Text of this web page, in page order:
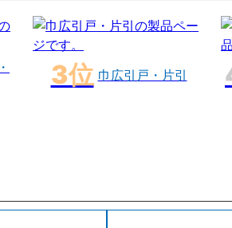
巾広引戸・片引